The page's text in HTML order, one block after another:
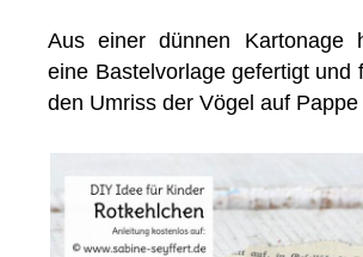
Aus einer dünnen Kartonage
eine Bastelvorlage gefertigt und
den Umriss der Vögel auf